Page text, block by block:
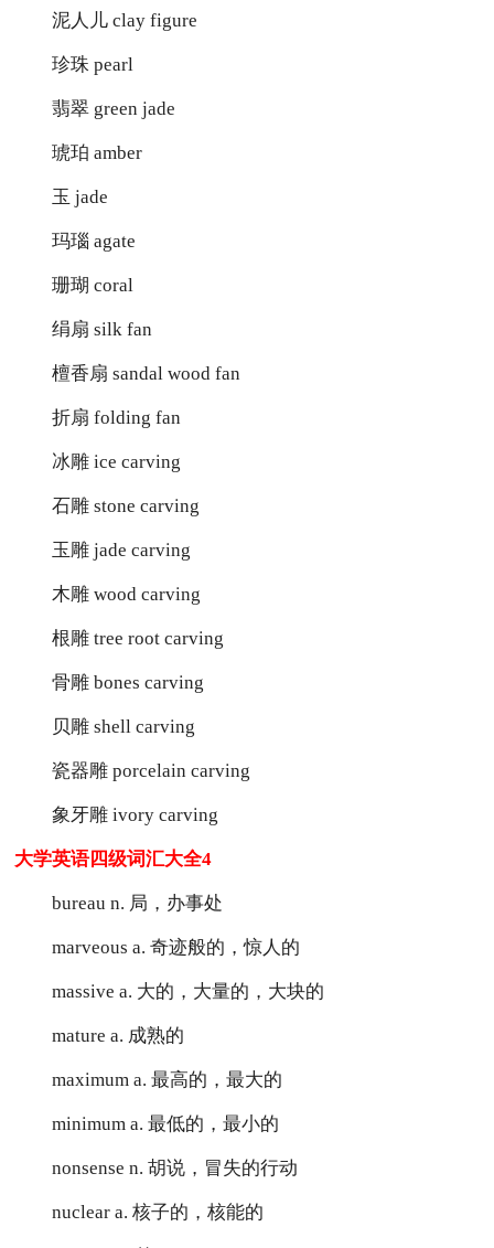
泥人儿 clay figure
珍珠 pearl
翡翠 green jade
琥珀 amber
玉 jade
玛瑙 agate
珊瑚 coral
绢扇 silk fan
檀香扇 sandal wood fan
折扇 folding fan
冰雕 ice carving
石雕 stone carving
玉雕 jade carving
木雕 wood carving
根雕 tree root carving
骨雕 bones carving
贝雕 shell carving
瓷器雕 porcelain carving
象牙雕 ivory carving
大学英语四级词汇大全4
bureau n. 局，办事处
marveous a. 奇迹般的，惊人的
massive a. 大的，大量的，大块的
mature a. 成熟的
maximum a. 最高的，最大的
minimum a. 最低的，最小的
nonsense n. 胡说，冒失的行动
nuclear a. 核子的，核能的